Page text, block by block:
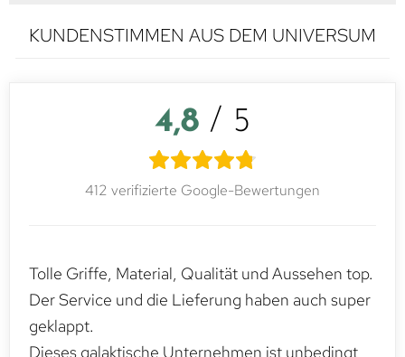
KUNDENSTIMMEN AUS DEM UNIVERSUM
4,8 / 5
412 verifizierte Google-Bewertungen
Tolle Griffe, Material, Qualität und Aussehen top.
Der Service und die Lieferung haben auch super
geklappt.
Dieses galaktische Unternehmen ist unbedingt